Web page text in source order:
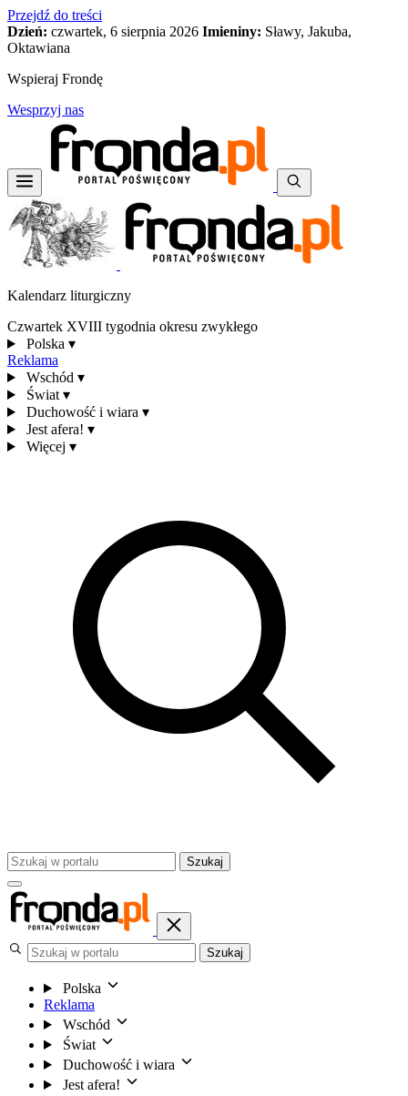
Przejdź do treści
Dzień: czwartek, 6 sierpnia 2026 Imieniny: Sławy, Jakuba,
Oktawiana
Wspieraj Frondę
Wesprzyj nas
Kalendarz liturgiczny
Czwartek XVIII tygodnia okresu zwykłego
Polska ▾
Reklama
Wschód ▾
Świat ▾
Duchowość i wiara ▾
Jest afera! ▾
Więcej ▾
Szukaj
Szukaj
Polska
Reklama
Wschód
Świat
Duchowość i wiara
Jest afera!